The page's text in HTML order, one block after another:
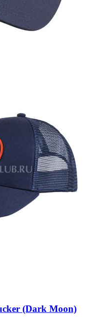
(Dark Moon)